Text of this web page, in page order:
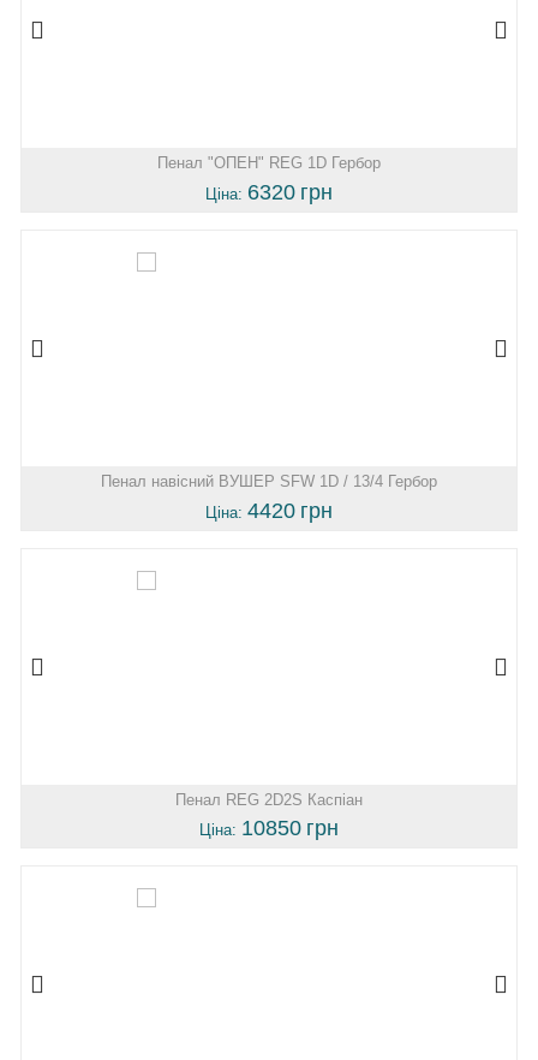
Пенал "ОПЕН" REG 1D Гербор
Ціна: 6320 грн
Пенал навісний ВУШЕР SFW 1D / 13/4 Гербор
Ціна: 4420 грн
Пенал REG 2D2S Каспіан
Ціна: 10850 грн